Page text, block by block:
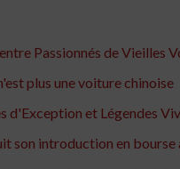
Passionnés de Vieilles
plus une voiture chinoise
d'Exception et Légendes
son introduction en